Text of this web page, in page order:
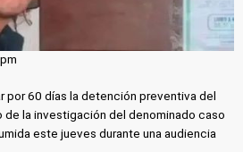
por 60 días la detención preventiva del
la investigación del denominado caso
este jueves durante una audiencia